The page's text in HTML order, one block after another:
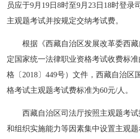
员应于9月19日8时至9月23日18时登录
主观题考试并按规定交纳考试费。
根据《西藏自治区发展改革委西
定国家统一法律职业资格考试收费标
格〔2018〕449号）文件，西藏自治区
格考试主观题考试费标准为60元/人。
西藏自治区司法厅按照主观题考
和组织实施能力等因素集中设置主观